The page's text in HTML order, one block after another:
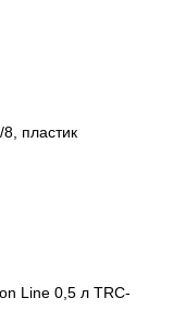
пластик
Line 0,5 л TRC-